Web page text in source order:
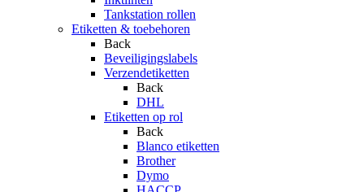
Tankstation rollen
Etiketten & toebehoren
Back
Beveiligingslabels
Verzendetiketten
Back
DHL
Etiketten op rol
Back
Blanco etiketten
Brother
Dymo